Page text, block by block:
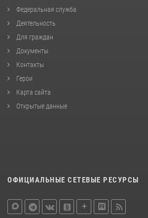
Федеральная служба
Деятельность
Для граждан
Документы
Контакты
Герои
Карта сайта
Открытые данные
ОФИЦИАЛЬНЫЕ СЕТЕВЫЕ РЕСУРСЫ